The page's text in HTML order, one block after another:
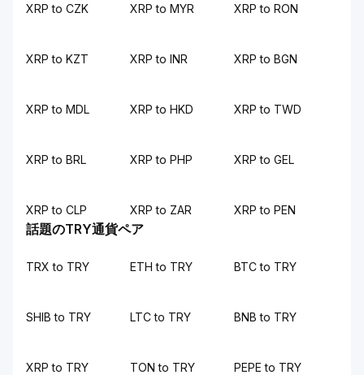
XRP to CZK XRP to MYR XRP to RON
XRP to KZT XRP to INR XRP to BGN
XRP to MDL XRP to HKD XRP to TWD
XRP to BRL XRP to PHP XRP to GEL
XRP to CLP XRP to ZAR XRP to PEN
話題のTRY通貨ペア
TRX to TRY ETH to TRY BTC to TRY
SHIB to TRY LTC to TRY BNB to TRY
XRP to TRY TON to TRY PEPE to TRY